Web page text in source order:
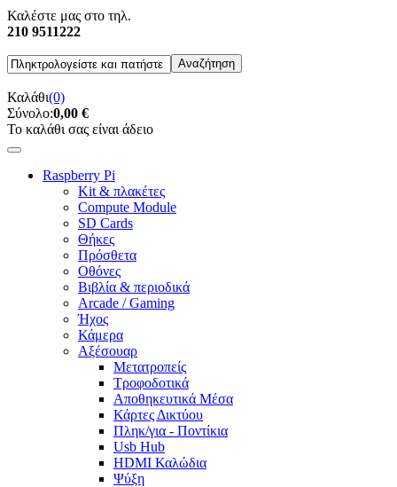
Καλέστε μας στο τηλ.
210 9511222
Καλάθι(0)
Σύνολο:0,00 €
Το καλάθι σας είναι άδειο
Raspberry Pi
Kit & πλακέτες
Compute Module
SD Cards
Θήκες
Πρόσθετα
Οθόνες
Βιβλία & περιοδικά
Arcade / Gaming
Ήχος
Κάμερα
Αξέσουαρ
Μετατροπείς
Τροφοδοτικά
Αποθηκευτικά Μέσα
Κάρτες Δικτύου
Πληκ/για - Ποντίκια
Usb Hub
HDMI Καλώδια
Ψύξη